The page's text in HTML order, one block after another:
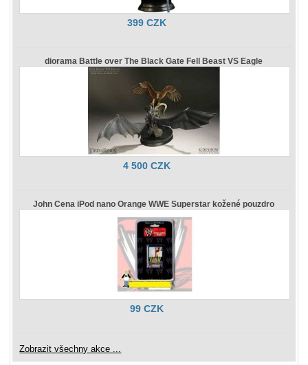
399 CZK
diorama Battle over The Black Gate Fell Beast VS Eagle
4 500 CZK
John Cena iPod nano Orange WWE Superstar kožené pouzdro
99 CZK
Zobrazit všechny akce ...